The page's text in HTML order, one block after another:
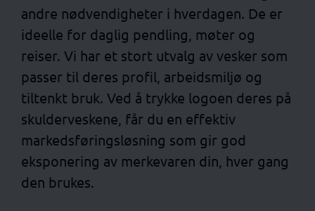
andre nødvendigheter i hverdagen. De er
ideelle for daglig pendling, møter og
reiser. Vi har et stort utvalg av vesker som
passer til deres profil, arbeidsmiljø og
tiltenkt bruk. Ved å trykke logoen deres på
skulderveskene, får du en effektiv
markedsføringsløsning som gir god
eksponering av merkevaren din, hver gang
den brukes.